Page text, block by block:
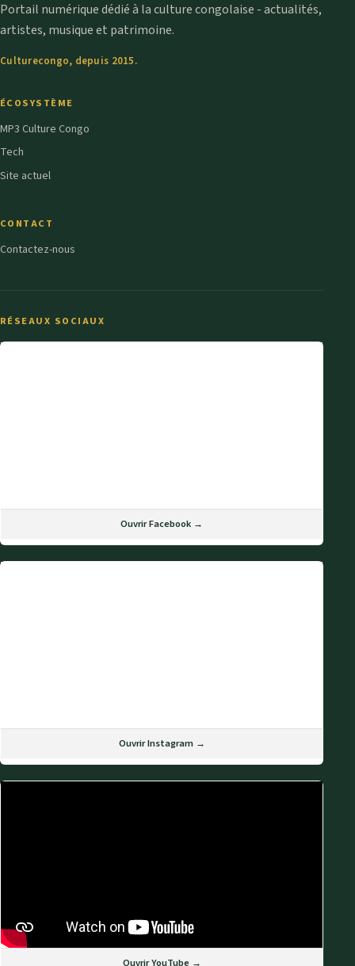
Portail numérique dédié à la culture congolaise - actualités,
artistes, musique et patrimoine.
Culturecongo, depuis 2015.
ÉCOSYSTÈME
MP3 Culture Congo
Tech
Site actuel
CONTACT
Contactez-nous
RÉSEAUX SOCIAUX
Ouvrir Facebook →
Ouvrir Instagram →
Ouvrir YouTube →